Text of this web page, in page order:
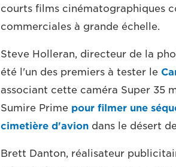
courts films cinématographiques
commerciales à grande échelle.
Steve Holleran, directeur de la
été l'un des premiers à tester le
associant cette caméra Super 35
Sumire Prime pour filmer une
cimetière d'aviondans le désert
Brett Danton, réalisateur